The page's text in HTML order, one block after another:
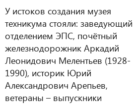
У истоков создания музея
техникума стояли: заведующий
отделением ЭПС, почётный
железнодорожник Аркадий
Леонидович Мелентьев (1928-
1990), историк Юрий
Александрович Арепьев,
ветераны – выпускники